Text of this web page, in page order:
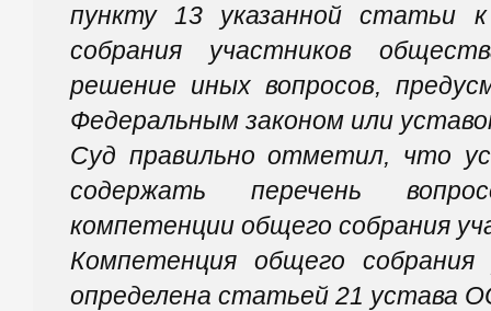
пункту 13 указанной статьи
собрания участников
решение иных вопросов,
Федеральным законом или
Суд правильно отметил, что
содержать перечень
компетенции общего собрания
Компетенция общего
определена статьей 21 устава